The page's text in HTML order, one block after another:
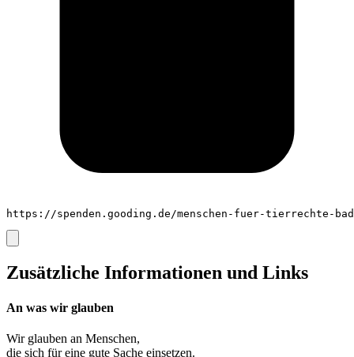
https://spenden.gooding.de/menschen-fuer-tierrechte-
Zusätzliche Informationen und Links
An was wir glauben
Wir glauben an Menschen,
die sich für eine gute Sache einsetzen.